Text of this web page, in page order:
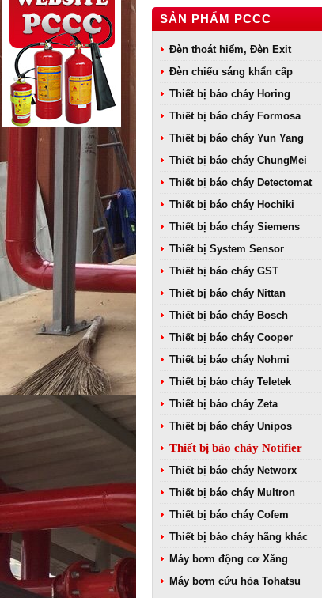
SẢN PHẨM PCCC
Đèn thoát hiểm, Đèn Exit
Đèn chiếu sáng khẩn cấp
Thiết bị báo cháy Horing
Thiết bị báo cháy Formosa
Thiết bị báo cháy Yun Yang
Thiết bị báo cháy ChungMei
Thiết bị báo cháy Detectomat
Thiết bị báo cháy Hochiki
Thiết bị báo cháy Siemens
Thiết bị System Sensor
Thiết bị báo cháy GST
Thiết bị báo cháy Nittan
Thiết bị báo cháy Bosch
Thiết bị báo cháy Cooper
Thiết bị báo cháy Nohmi
Thiết bị báo cháy Teletek
Thiết bị báo cháy Zeta
Thiết bị báo cháy Unipos
Thiết bị báo cháy Notifier
Thiết bị báo cháy Networx
Thiết bị báo cháy Multron
Thiết bị báo cháy Cofem
Thiết bị báo cháy hãng khác
Máy bơm động cơ Xăng
Máy bơm cứu hỏa Tohatsu